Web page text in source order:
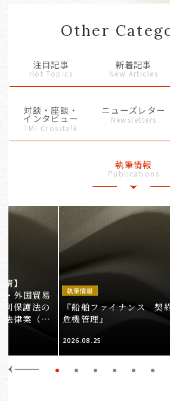
Other
注目記事
Hot Topics
新着記事
New Articles
対談・座談・
インタビュー
TMI Crosstalk
ニューズレター
Newsletters
執筆情報
Publications
】
外国貿易
利保護法の
法律案（そ
執筆情報
『船舶ファイナンス 契
危機管理』
2026.08.25